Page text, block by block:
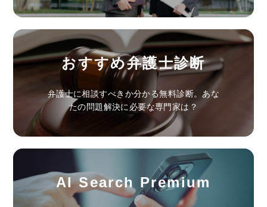
おすすめ弁護士診断
弁護士に相談すべきか分かる無料診断。あな
たの問題解決に必要な専門家は？
AI Search Premium